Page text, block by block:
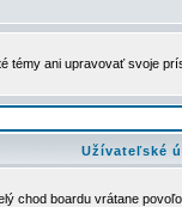
ani upravovať svoje
Užívateľské
chod boardu vrátane